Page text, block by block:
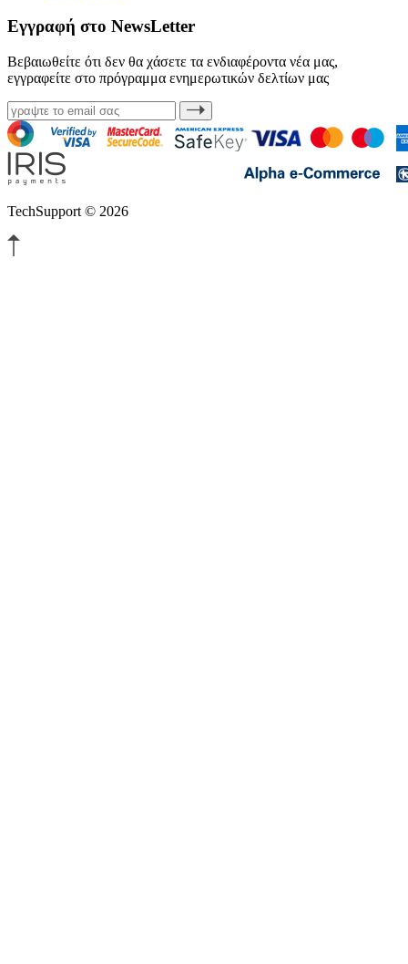
Εγγραφή στο NewsLetter
Βεβαιωθείτε ότι δεν θα χάσετε τα ενδιαφέροντα νέα μας,
εγγραφείτε στο πρόγραμμα ενημερωτικών δελτίων μας
TechSupport © 2026